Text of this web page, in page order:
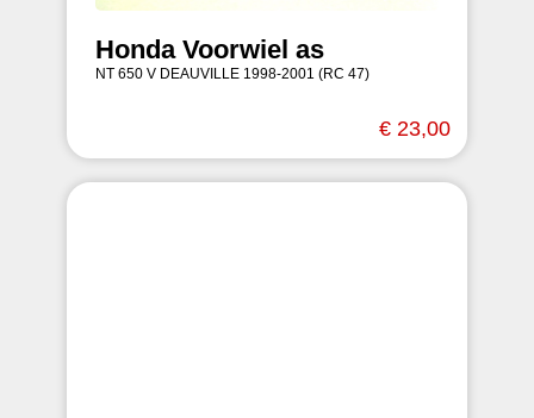
Honda Voorwiel as
NT 650 V DEAUVILLE 1998-2001 (RC 47)
€ 23,00